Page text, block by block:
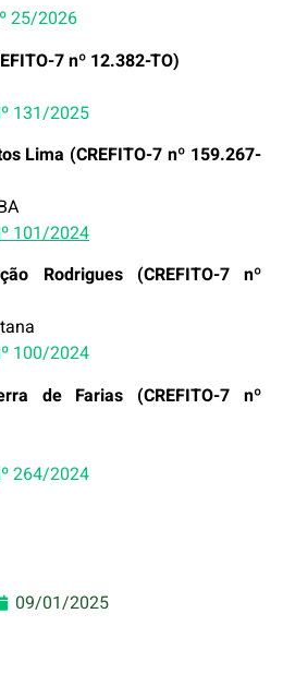
25/2026
7 nº 12.382-TO)
131/2025
Lima (CREFITO-7 nº 159.267-
101/2024
Rodrigues (CREFITO-7 nº
100/2024
de Farias (CREFITO-7 nº
264/2024
09/01/2025